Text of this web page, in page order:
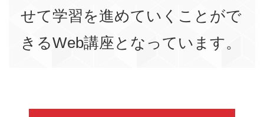
せて学習を進めていくことがで
きるWeb講座となっています。